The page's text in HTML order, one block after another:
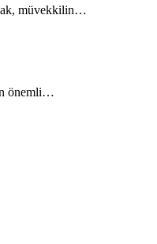
müvekkilin…
önemli…